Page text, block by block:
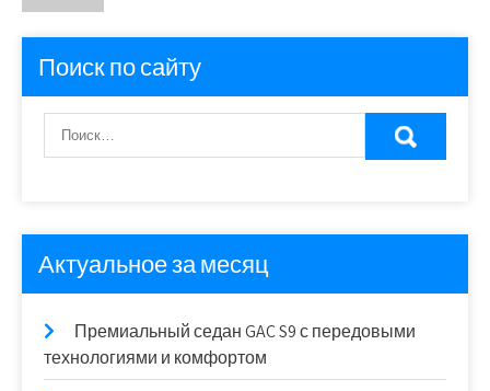
записей
Поиск по сайту
Актуальное за месяц
Премиальный седан GAC S9 с передовыми
технологиями и комфортом